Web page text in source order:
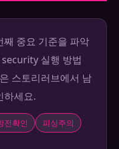
중요 기준을 파악
실행 방법
스토리러브에서 남
하세요.
전확인
피싱주의